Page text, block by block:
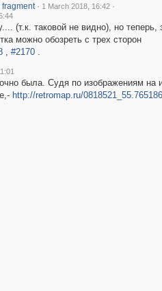
fragment · 1 March 2018, 16:42 ·
(т.к. таковой не видно), но теперь,
можно обозреть с трех сторон
, #2170.
была. Судя по изображениям на
http://retromap.ru/